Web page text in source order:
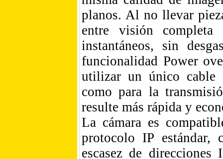
planos. Al no llevar
entre visión
instantáneos, sin
funcionalidad Power
utilizar un único cable
como para la
resulte más rápida y
La cámara es
protocolo IP estándar,
escasez de